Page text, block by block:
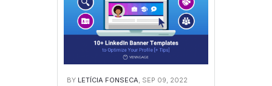
BY LETÍCIA FONSECA, SEP 09, 2022